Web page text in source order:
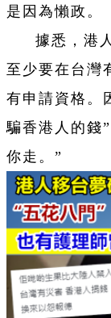
是因為懶政。
據悉，港
至少要在台灣
有申請資格。
騙香港人的錢
你走。”